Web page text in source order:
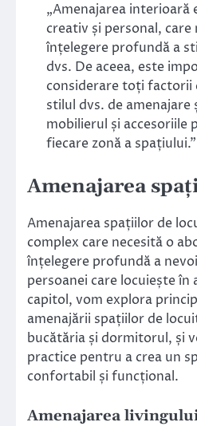
„Amenajarea interioară
creativ și personal, care
înțelegere profundă a
dvs. De aceea, este
considerare toți factorii
stilul dvs. de amenajare
mobilierul și accesoriile
fiecare zonă a spațiului.”
Amenajarea
Amenajarea spațiilor de
complex care necesită o
înțelegere profundă a
persoanei care locuiește în
capitol, vom explora
amenajării spațiilor de
bucătăria și dormitorul, și
practice pentru a crea un
confortabil și funcțional.
Amenajarea